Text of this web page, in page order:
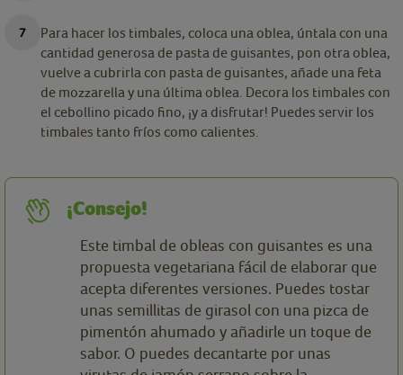
Para hacer los timbales, coloca una oblea, úntala con una
cantidad generosa de pasta de guisantes, pon otra oblea,
vuelve a cubrirla con pasta de guisantes, añade una feta
de mozzarella y una última oblea. Decora los timbales con
el cebollino picado fino, ¡y a disfrutar! Puedes servir los
timbales tanto fríos como calientes.
¡Consejo!
Este timbal de obleas con guisantes es una
propuesta vegetariana fácil de elaborar que
acepta diferentes versiones. Puedes tostar
unas semillitas de girasol con una pizca de
pimentón ahumado y añadirle un toque de
sabor. O puedes decantarte por unas